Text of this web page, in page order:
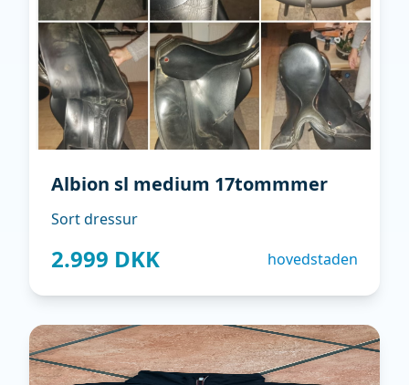
Albion sl medium 17tommmer
Sort dressur
2.999 DKK hovedstaden